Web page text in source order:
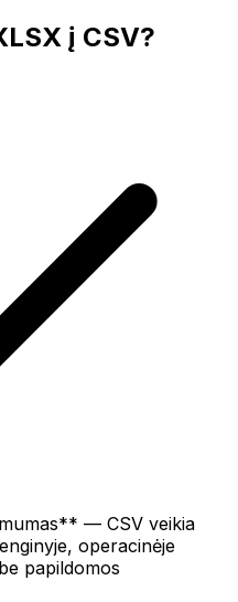
į CSV?
— CSV veikia
operacinėje
papildomos